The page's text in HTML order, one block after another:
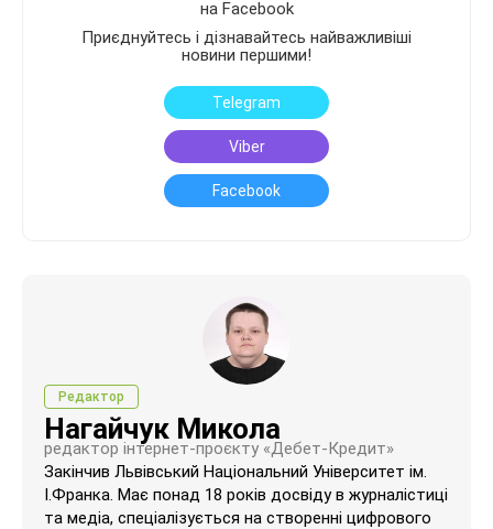
на Facebook
Приєднуйтесь і дізнавайтесь найважливіші
новини першими!
Telegram
Viber
Facebook
Редактор
Нагайчук Микола
редактор інтернет-проєкту «Дебет-Кредит»
Закінчив Львівський Національний Університет ім.
І.Франка. Має понад 18 років досвіду в журналістиці
та медіа, спеціалізується на створенні цифрового